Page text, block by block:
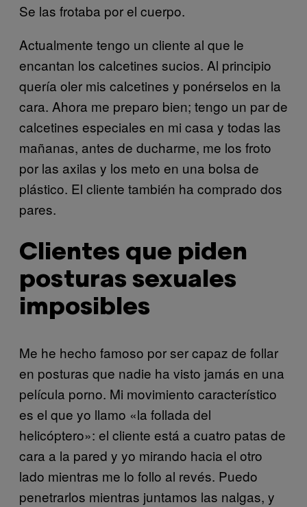
Se las frotaba por el cuerpo.
Actualmente tengo un cliente al que le
encantan los calcetines sucios. Al principio
quería oler mis calcetines y ponérselos en la
cara. Ahora me preparo bien; tengo un par de
calcetines especiales en mi casa y todas las
mañanas, antes de ducharme, me los froto
por las axilas y los meto en una bolsa de
plástico. El cliente también ha comprado dos
pares.
Clientes que piden
posturas sexuales
imposibles
Me he hecho famoso por ser capaz de follar
en posturas que nadie ha visto jamás en una
película porno. Mi movimiento característico
es el que yo llamo «la follada del
helicóptero»: el cliente está a cuatro patas de
cara a la pared y yo mirando hacia el otro
lado mientras me lo follo al revés. Puedo
penetrarlos mientras juntamos las nalgas, y